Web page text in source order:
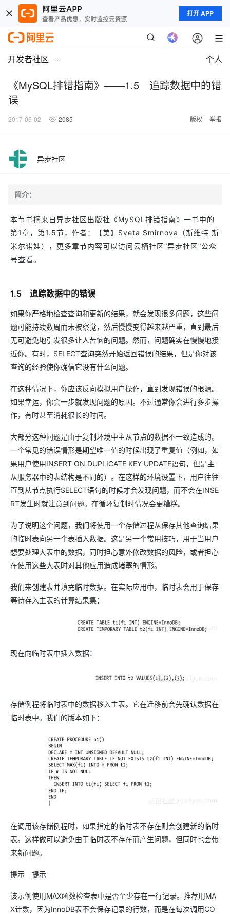
打开 APP
开发者社区 个人
《MySQL排错指南》——1.5 追踪数据中的错
误
2017-05-02 2085 版权 举报
异步社区
简介：
本节书摘来自异步社区出版社《MySQL排错指南》一书中的
第1章，第1.5节，作者：【美】Sveta Smirnova（斯维特 斯
米尔诺娃），更多章节内容可以访问云栖社区“异步社区”公众
号查看。
1.5 追踪数据中的错误
如果你严格地检查查询和更新的结果，就会发现很多问题，这些问
题可能持续数周而未被察觉，然后慢慢变得越来越严重，直到最后
无可避免地引发很多让人苦恼的问题。然而，问题确实在慢慢地接
近你。有时，SELECT查询突然开始返回错误的结果，但是你对该
查询的经验使你确信它没有什么问题。
在这种情况下，你应该反向模拟用户操作，直到发现错误的根源。
如果幸运，你会一步就发现问题的原因。不过通常你会进行多步操
作，有时甚至消耗很长的时间。
大部分这种问题是由于复制环境中主从节点的数据不一致造成的。
一个常见的错误情形是期望唯一值的时候出现了重复值（例如，如
果用户使用INSERT ON DUPLICATE KEY UPDATE语句，但是主
从服务器中的表结构是不同的）。在这样的环境设置下，用户往往
直到从节点执行SELECT语句的时候才会发现问题，而不会在INSE
RT发生时就注意到问题。在循环复制时情况会更糟糕。
为了说明这个问题，我们将使用一个存储过程从保存其他查询结果
的临时表向另一个表插入数据。这是另一个常用技巧，用于当用户
想要处理大表中的数据，同时担心意外修改数据的风险，或者担心
在使用这些大表时对其他应用造成堵塞的情形。
我们来创建表并填充临时数据。在实际应用中，临时表会用于保存
等待存入主表的计算结果集：
现在向临时表中插入数据：
存储例程将临时表中的数据移入主表。它在迁移前会先确认数据在
临时表中。我们的版本如下：
在调用该存储例程时，如果指定的临时表不存在则会创建新的临时
表。这样做可以避免由于临时表不存在而产生问题，但同时也会带
来新问题。
提示 提示
该示例使用MAX函数检查表中是否至少存在一行记录。推荐用MA
X计数，因为InnoDB表不会保存记录的行数，而是在每次调用CO